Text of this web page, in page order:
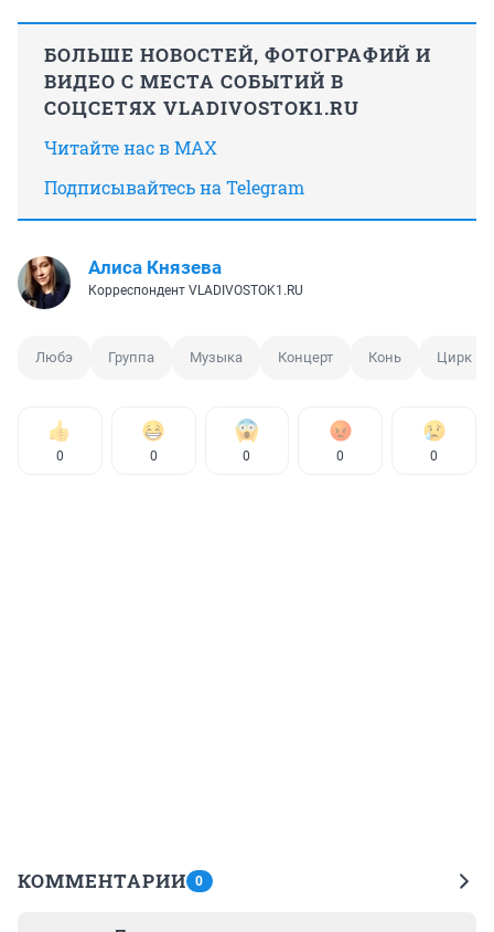
БОЛЬШЕ НОВОСТЕЙ, ФОТОГРАФИЙ И
ВИДЕО С МЕСТА СОБЫТИЙ В
СОЦСЕТЯХ VLADIVOSTOK1.RU
Читайте нас в MAX
Подписывайтесь на Telegram
Алиса Князева
Корреспондент VLADIVOSTOK1.RU
Любэ Группа Музыка Концерт Конь Цирк
0 0 0 0 0
КОММЕНТАРИИ 0